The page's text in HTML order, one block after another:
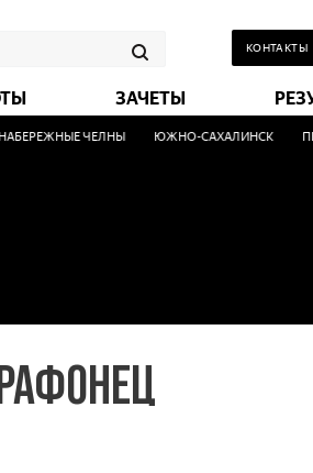
КОНТАКТЫ
ЗАЧЕТЫ
ЧЕЛНЫ ЮЖНО-САХАЛИНСК